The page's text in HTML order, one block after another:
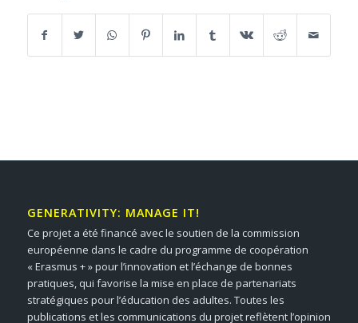
GENERATIVITY: MANAGE IT!
Ce projet a été financé avec le soutien de la commission
européenne dans le cadre du programme de coopération
« Erasmus + » pour l’innovation et l’échange de bonnes
pratiques, qui favorise la mise en place de partenariats
stratégiques pour l’éducation des adultes. Toutes les
publications et les communications du projet reflètent l’opinion